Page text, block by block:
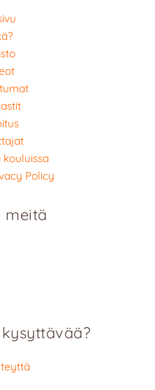
kouluissa
Policy
meitä